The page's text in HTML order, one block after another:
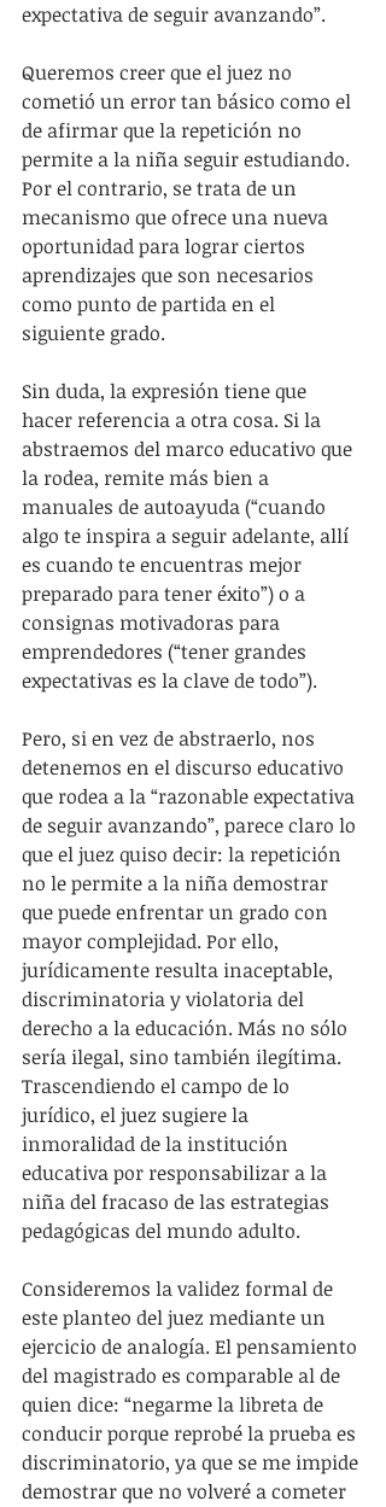
expectativa de seguir avanzando”.
Queremos creer que el juez no
cometió un error tan básico como el
de afirmar que la repetición no
permite a la niña seguir estudiando.
Por el contrario, se trata de un
mecanismo que ofrece una nueva
oportunidad para lograr ciertos
aprendizajes que son necesarios
como punto de partida en el
siguiente grado.
Sin duda, la expresión tiene que
hacer referencia a otra cosa. Si la
abstraemos del marco educativo que
la rodea, remite más bien a
manuales de autoayuda (“cuando
algo te inspira a seguir adelante, allí
es cuando te encuentras mejor
preparado para tener éxito”) o a
consignas motivadoras para
emprendedores (“tener grandes
expectativas es la clave de todo”).
Pero, si en vez de abstraerlo, nos
detenemos en el discurso educativo
que rodea a la “razonable expectativa
de seguir avanzando”, parece claro lo
que el juez quiso decir: la repetición
no le permite a la niña demostrar
que puede enfrentar un grado con
mayor complejidad. Por ello,
jurídicamente resulta inaceptable,
discriminatoria y violatoria del
derecho a la educación. Más no sólo
sería ilegal, sino también ilegítima.
Trascendiendo el campo de lo
jurídico, el juez sugiere la
inmoralidad de la institución
educativa por responsabilizar a la
niña del fracaso de las estrategias
pedagógicas del mundo adulto.
Consideremos la validez formal de
este planteo del juez mediante un
ejercicio de analogía. El pensamiento
del magistrado es comparable al de
quien dice: “negarme la libreta de
conducir porque reprobé la prueba es
discriminatorio, ya que se me impide
demostrar que no volveré a cometer